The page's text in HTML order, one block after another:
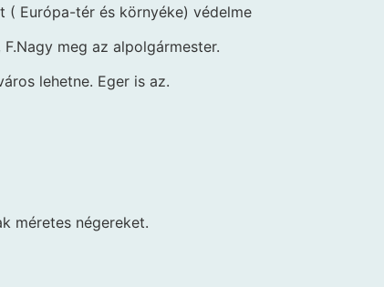
( Európa-tér és környéke) védelme
meg az alpolgármester.
lehetne. Eger is az.
méretes négereket.